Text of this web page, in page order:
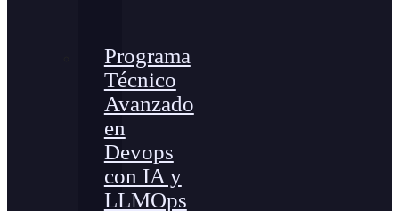
Programa
Técnico
Avanzado
en
Devops
con IA y
LLMOps